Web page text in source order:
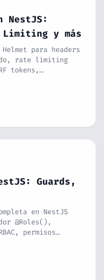
NestJS:
Limiting y más
para headers
rate limiting
tokens,
real. Serie
Guards,
en NestJS
@Roles(),
permisos
tu API. Serie